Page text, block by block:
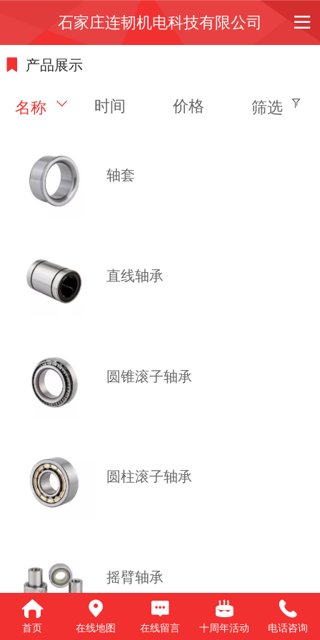
石家庄连韧机电科技有限公司
产品展示
名称 时间 价格 筛选
轴套
直线轴承
圆锥滚子轴承
圆柱滚子轴承
摇臂轴承
首页 在线地图 在线留言 十周年活动 电话咨询